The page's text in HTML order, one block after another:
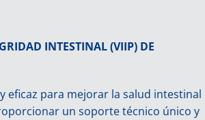
INTESTINAL (VIIP) DE
eficaz para mejorar la salud intestinal
un soporte técnico único y